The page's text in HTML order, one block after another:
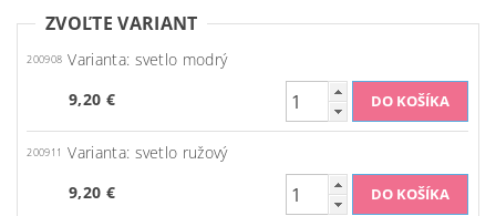
ZVOĽTE VARIANT
200908 Varianta: svetlo modrý
9,20 €
200911
Varianta: svetlo ružový
9,20 €